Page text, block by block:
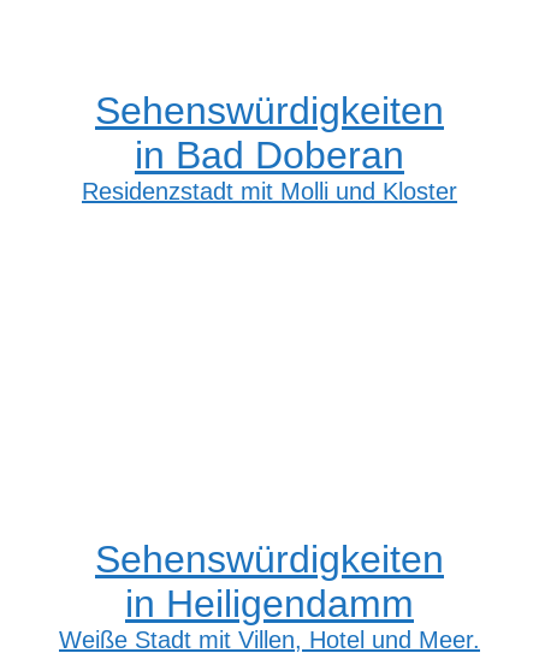
Sehenswürdigkeiten
in Bad Doberan
Residenzstadt mit Molli und Kloster
Sehenswürdigkeiten
in Heiligendamm
Weiße Stadt mit Villen, Hotel und Meer.